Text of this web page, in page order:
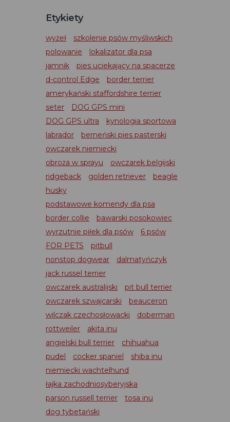
Etykiety
wyżeł
szkolenie psów myśliwskich
polowanie
lokalizator dla psa
jamnik
pies uciekający na spacerze
d-control Edge
border terrier
amerykański staffordshire terrier
seter
DOG GPS mini
DOG GPS ultra
kynologia sportowa
labrador
berneński pies pasterski
owczarek niemiecki
obroża w sprayu
owczarek belgijski
ridgeback
golden retriever
beagle
husky
podstawowe komendy dla psa
border collie
bawarski posokowiec
wyrzutnie piłek dla psów
6 psów
FOR PETS
pitbull
nonstop dogwear
dalmatyńczyk
jack russel terrier
owczarek australijski
pit bull terrier
owczarek szwajcarski
beauceron
wilczak czechosłowacki
doberman
rottweiler
akita inu
angielski bull terrier
chihuahua
pudel
cocker spaniel
shiba inu
niemiecki wachtelhund
łajka zachodniosyberyjska
parson russell terrier
tosa inu
dog tybetański